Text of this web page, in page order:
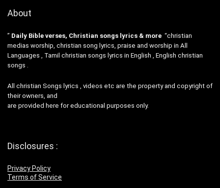
About
” Daily Bible verses, Christian songs lyrics & more “christian
medias worship, christian song lyrics, praise and worship in All
Languages , Tamil christian songs lyrics in English , English christian
songs .
All christian Songs lyrics , videos etc are the property and copyright of
their owners, and
are provided here for educational purposes only.
Disclosures :
Privacy Policy
Terms of Service